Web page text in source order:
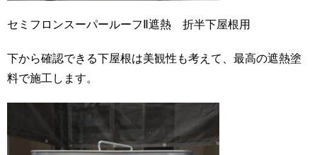
セミフロンスーパールーフⅡ遮熱 折半下屋根用
下から確認できる下屋根は美観性も考えて、最高の遮熱塗
料で施工します。